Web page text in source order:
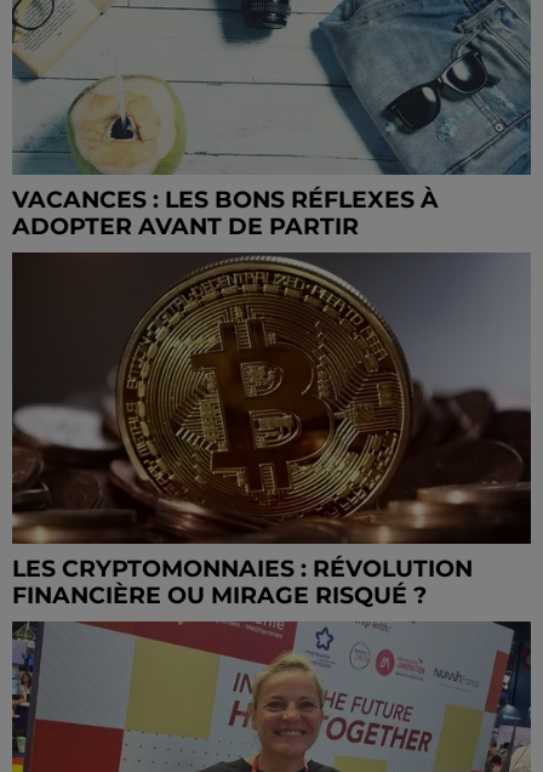
VACANCES : LES BONS RÉFLEXES À
ADOPTER AVANT DE PARTIR
LES CRYPTOMONNAIES : RÉVOLUTION
FINANCIÈRE OU MIRAGE RISQUÉ ?